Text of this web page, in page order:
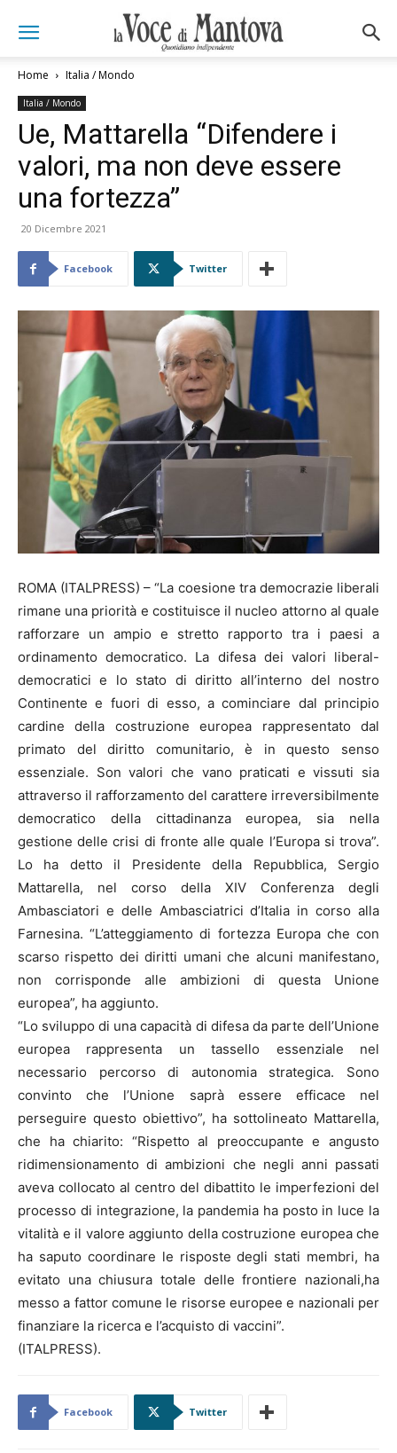
Home Italia / Mondo
Italia / Mondo
Ue, Mattarella “Difendere i
valori, ma non deve essere
una fortezza”
20 Dicembre 2021
Facebook Twitter
ROMA (ITALPRESS) – “La coesione tra democrazie liberali
rimane una priorità e costituisce il nucleo attorno al quale
rafforzare un ampio e stretto rapporto tra i paesi a
ordinamento democratico. La difesa dei valori liberal-
democratici e lo stato di diritto all’interno del nostro
Continente e fuori di esso, a cominciare dal principio
cardine della costruzione europea rappresentato dal
primato del diritto comunitario, è in questo senso
essenziale. Son valori che vano praticati e vissuti sia
attraverso il rafforzamento del carattere irreversibilmente
democratico della cittadinanza europea, sia nella
gestione delle crisi di fronte alle quale l’Europa si trova”.
Lo ha detto il Presidente della Repubblica, Sergio
Mattarella, nel corso della XIV Conferenza degli
Ambasciatori e delle Ambasciatrici d’Italia in corso alla
Farnesina. “L’atteggiamento di fortezza Europa che con
scarso rispetto dei diritti umani che alcuni manifestano,
non corrisponde alle ambizioni di questa Unione
europea”, ha aggiunto.
“Lo sviluppo di una capacità di difesa da parte dell’Unione
europea rappresenta un tassello essenziale nel
necessario percorso di autonomia strategica. Sono
convinto che l’Unione saprà essere efficace nel
perseguire questo obiettivo”, ha sottolineato Mattarella,
che ha chiarito: “Rispetto al preoccupante e angusto
ridimensionamento di ambizioni che negli anni passati
aveva collocato al centro del dibattito le imperfezioni del
processo di integrazione, la pandemia ha posto in luce la
vitalità e il valore aggiunto della costruzione europea che
ha saputo coordinare le risposte degli stati membri, ha
evitato una chiusura totale delle frontiere nazionali,ha
messo a fattor comune le risorse europee e nazionali per
finanziare la ricerca e l’acquisto di vaccini”.
(ITALPRESS).
Facebook Twitter